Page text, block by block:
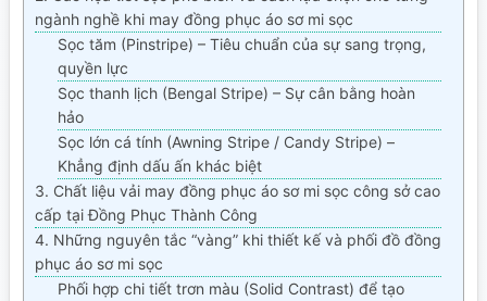
ngành nghề khi may đồng phục áo sơ mi sọc
Sọc tăm (Pinstripe) – Tiêu chuẩn của sự sang trọng,
quyền lực
Sọc thanh lịch (Bengal Stripe) – Sự cân bằng hoàn
hảo
Sọc lớn cá tính (Awning Stripe / Candy Stripe) –
Khẳng định dấu ấn khác biệt
3. Chất liệu vải may đồng phục áo sơ mi sọc công sở cao
cấp tại Đồng Phục Thành Công
4. Những nguyên tắc “vàng” khi thiết kế và phối đồ đồng
phục áo sơ mi sọc
Phối hợp chi tiết trơn màu (Solid Contrast) để tạo